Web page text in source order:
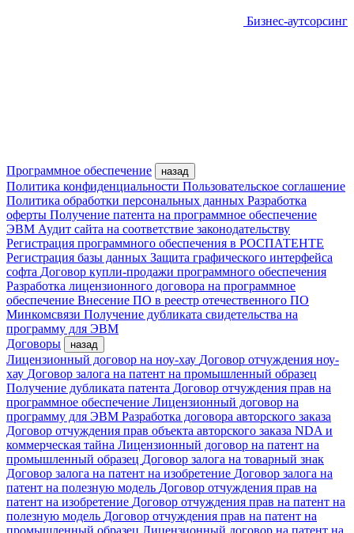
Бизнес-аутсорсинг
Программное обеспечение назад
Политика конфиденциальности Пользовательское соглашение
Политика обработки персональных данных Разработка
оферты Получение патента на программное обеспечение
ЭВМ Аудит сайта на соответствие законодательству
Регистрация программного обеспечения в РОСПАТЕНТЕ
Регистрация базы данных Защита графического интерфейса
софта Договор купли-продажи программного обеспечения
Разработка лицензионного договора на программное
обеспечение Внесение ПО в реестр отечественного ПО
Минкомсвязи Получение дубликата свидетельства на
программу для ЭВМ
Договоры
назад
Лицензионный договор на ноу-хау Договор отчуждения ноу-
хау Договор залога на патент на промышленный образец
Получение дубликата патента Договор отчуждения прав на
программное обеспечение Лицензионный договор на
программу для ЭВМ Разработка договора авторского заказа
Договор отчуждения прав объекта авторского заказа NDA и
коммерческая тайна Лицензионный договор на патент на
промышленный образец Договор залога на товарный знак
Договор залога на патент на изобретение Договор залога на
патент на полезную модель Договор отчуждения прав на
патент на изобретение Договор отчуждения прав на патент на
полезную модель Договор отчуждения прав на патент на
промышленный образец Лицензионный договор на патент на